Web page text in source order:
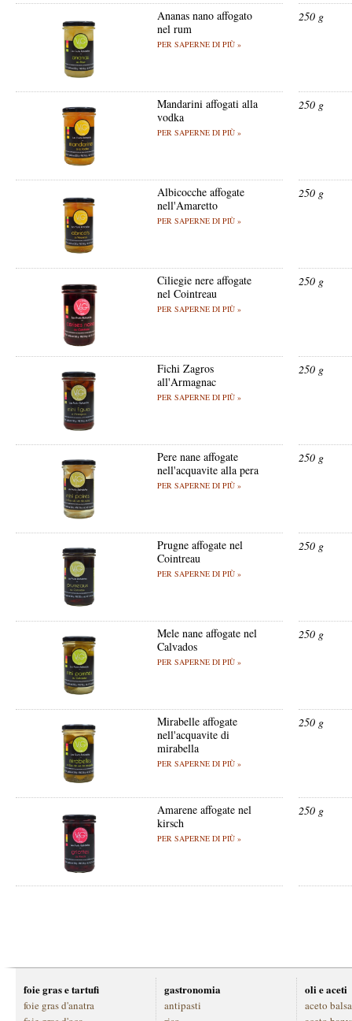
Ananas nano affogato
nel rum
PER SAPERNE DI PIÙ »
250 g
Mandarini affogati alla
vodka
PER SAPERNE DI PIÙ »
250 g
Albicocche affogate
nell'Amaretto
PER SAPERNE DI PIÙ »
250 g
Ciliegie nere affogate
nel Cointreau
PER SAPERNE DI PIÙ »
250 g
Fichi Zagros
all'Armagnac
PER SAPERNE DI PIÙ »
250 g
Pere nane affogate
nell'acquavite alla pera
PER SAPERNE DI PIÙ »
250 g
Prugne affogate nel
Cointreau
PER SAPERNE DI PIÙ »
250 g
Mele nane affogate nel
Calvados
PER SAPERNE DI PIÙ »
250 g
Mirabelle affogate
nell'acquavite di
mirabella
PER SAPERNE DI PIÙ »
250 g
Amarene affogate nel
kirsch
PER SAPERNE DI PIÙ »
250 g
foie gras e tartufi
foie gras d'anatra
gastronomia
antipasti
oli e aceti
aceto